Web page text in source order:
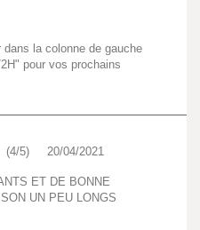
la colonne de gauche
pour vos prochains
(4/5) 20/04/2021
ET DE BONNE
UN PEU LONGS